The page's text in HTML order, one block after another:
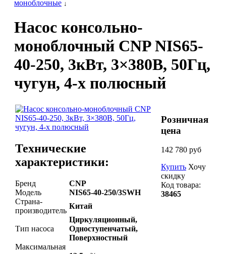
моноблочные ↓
Насос консольно-
моноблочный CNP NIS65-
40-250, 3кВт, 3×380В, 50Гц,
чугун, 4-х полюсный
Технические
характеристики:
Бренд
CNP
Модель
NIS65-40-250/3SWH
Страна-
производитель
Китай
Тип насоса
Циркуляционный,
Одноступенчатый,
Поверхностный
Максимальная
Розничная
цена
142 780 руб
Купить Хочу
скидку
Код товара:
38465